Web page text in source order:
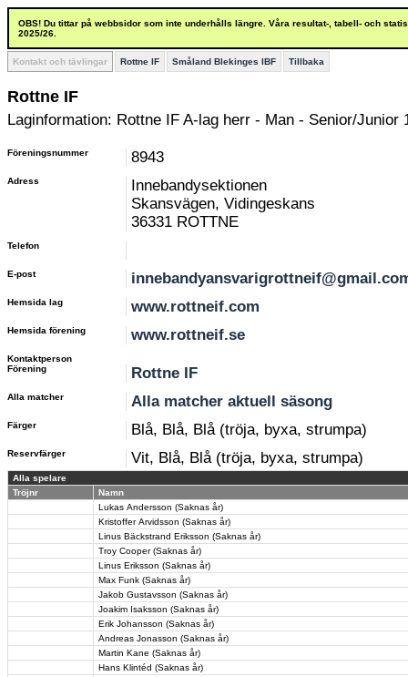
OBS! Du tittar på webbsidor som inte underhålls längre. Våra resultat-, tabell- och
2025/26.
Kontakt och tävlingar Rottne IF Småland Blekinges IBF Tillbaka
Rottne IF
Laginformation: Rottne IF A-lag herr - Man - Senior/Junior
Föreningsnummer 8943
Adress
Innebandysektionen
Skansvägen, Vidingeskans
36331 ROTTNE
Telefon
E-post
Hemsida lag www.rottneif.com
Hemsida förening www.rottneif.se
Kontaktperson
Förening
Rottne IF
Alla matcher Alla matcher aktuell säsong
Färger Blå, Blå, Blå (tröja, byxa, strumpa)
Reservfärger Vit, Blå, Blå (tröja, byxa, strumpa)
Alla spelare
Tröjnr
Namn
Lukas Andersson (Saknas år)
Kristoffer Arvidsson (Saknas år)
Linus Bäckstrand Eriksson (Saknas år)
Troy Cooper (Saknas år)
Linus Eriksson (Saknas år)
Max Funk (Saknas år)
Jakob Gustavsson (Saknas år)
Joakim Isaksson (Saknas år)
Erik Johansson (Saknas år)
Andreas Jonasson (Saknas år)
Martin Kane (Saknas år)
Hans Klintéd (Saknas år)